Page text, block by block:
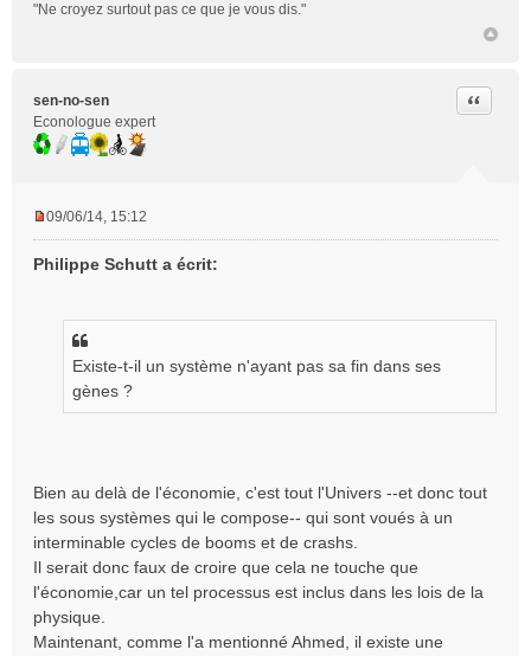
"Ne croyez surtout pas ce que je vous dis."
sen-no-sen
Econologue expert
Citer
s
09/06/14, 15:12
Philippe Schutt a écrit:
Existe-t-il un système n'ayant pas sa fin dans ses
gènes ?
Bien au delà de l'économie, c'est tout l'Univers --et donc tout
les sous systèmes qui le compose-- qui sont voués à un
interminable cycles de booms et de crashs.
Il serait donc faux de croire que cela ne touche que
l'économie,car un tel processus est inclus dans les lois de la
physique.
Maintenant, comme l'a mentionné Ahmed, il existe une